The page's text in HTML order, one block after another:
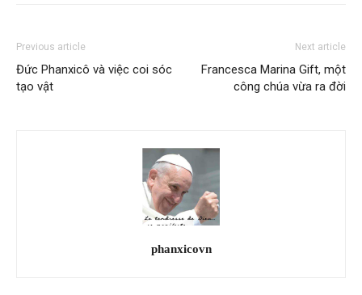
Previous article
Đức Phanxicô và việc coi sóc
tạo vật
Next article
Francesca Marina Gift, một
công chúa vừa ra đời
phanxicovn